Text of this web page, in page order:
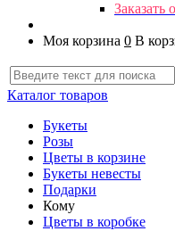
Заказать
Моя корзина 0 В
Каталог товаров
Букеты
Розы
Цветы в корзине
Букеты невесты
Подарки
Кому
Цветы в коробке